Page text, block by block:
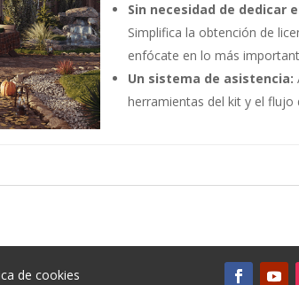
Sin necesidad de dedicar
Simplifica la obtención de
enfócate en lo más
Un sistema de asistencia:
herramientas del kit y el flujo
de cookies